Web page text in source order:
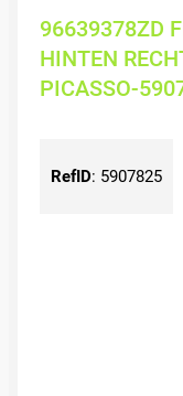
96639378ZD
HINTEN
PICASSO-
RefID: 5907825